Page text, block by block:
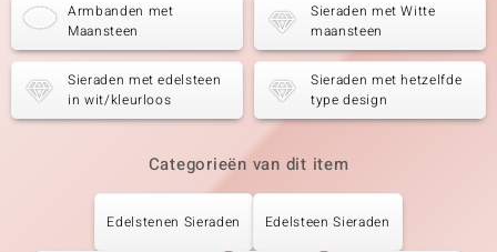
Armbanden met
Maansteen
Sieraden met Witte
maansteen
Sieraden met edelsteen
in wit/kleurloos
Sieraden met hetzelfde
type design
Categorieën van dit item
Edelstenen Sieraden Edelsteen Sieraden